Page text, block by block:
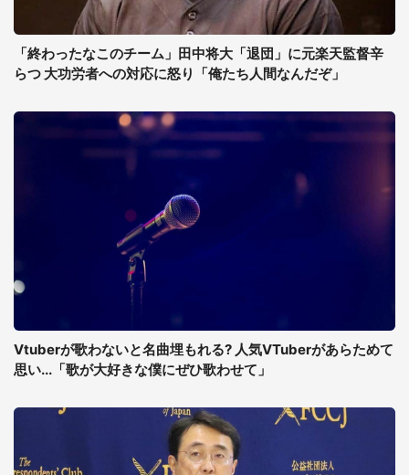
「終わったなこのチーム」田中将大「退団」に元楽天監督辛
らつ 大功労者への対応に怒り「俺たち人間なんだぞ」
Vtuberが歌わないと名曲埋もれる? 人気VTuberがあらためて
思い...「歌が大好きな僕にぜひ歌わせて」